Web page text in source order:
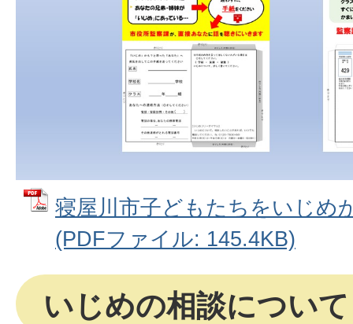
寝屋川市子どもたちをいじめ
(PDFファイル: 145.4KB)
いじめの相談について